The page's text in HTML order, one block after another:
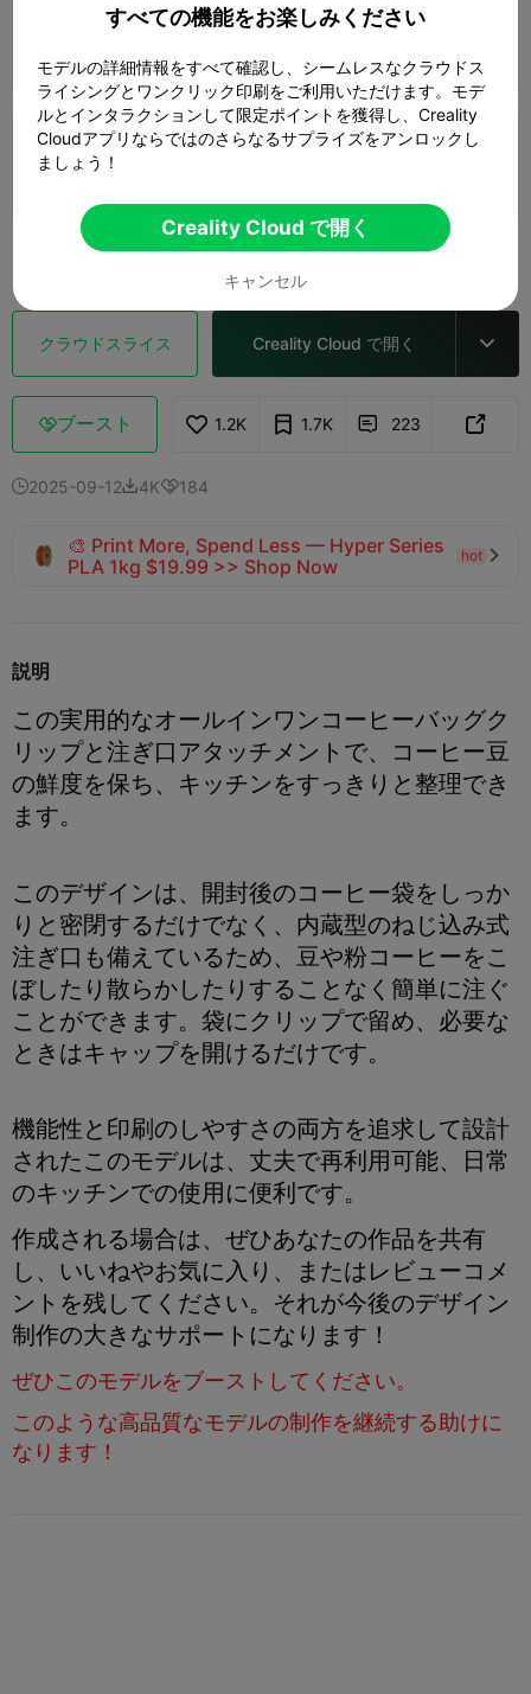
0.16mm layer, 4 walls, 20% infill
0.2mm layer, 2 walls, 15% infill

もっと見る
クラウドスライス Creality Cloud で開く 
ブースト 1.2K 1.7K  223 
2025-09-124K184
🎨 Print More, Spend Less — Hyper Series
PLA 1kg $19.99 >> Shop Now
hot 
説明
この実用的なオールインワンコーヒーバッグク
リップと注ぎ口アタッチメントで、コーヒー豆
の鮮度を保ち、キッチンをすっきりと整理でき
ます。
このデザインは、開封後のコーヒー袋をしっか
りと密閉するだけでなく、内蔵型のねじ込み式
注ぎ口も備えているため、豆や粉コーヒーをこ
ぼしたり散らかしたりすることなく簡単に注ぐ
ことができます。袋にクリップで留め、必要な
ときはキャップを開けるだけです。
機能性と印刷のしやすさの両方を追求して設計
されたこのモデルは、丈夫で再利用可能、日常
のキッチンでの使用に便利です。
作成される場合は、ぜひあなたの作品を共有
し、いいねやお気に入り、またはレビューコメ
ントを残してください。それが今後のデザイン
制作の大きなサポートになります！
ぜひこのモデルをブーストしてください。
このような高品質なモデルの制作を継続する助けに
なります！
すべての機能をお楽しみください
モデルの詳細情報をすべて確認し、シームレスなクラウドス
ライシングとワンクリック印刷をご利用いただけます。モデ
ルとインタラクションして限定ポイントを獲得し、Creality
Cloudアプリならではのさらなるサプライズをアンロックし
ましょう！
Creality Cloud で開く
キャンセル